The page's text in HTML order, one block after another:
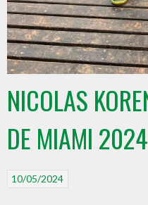
NICOLAS
DE MIAMI
10/05/2024